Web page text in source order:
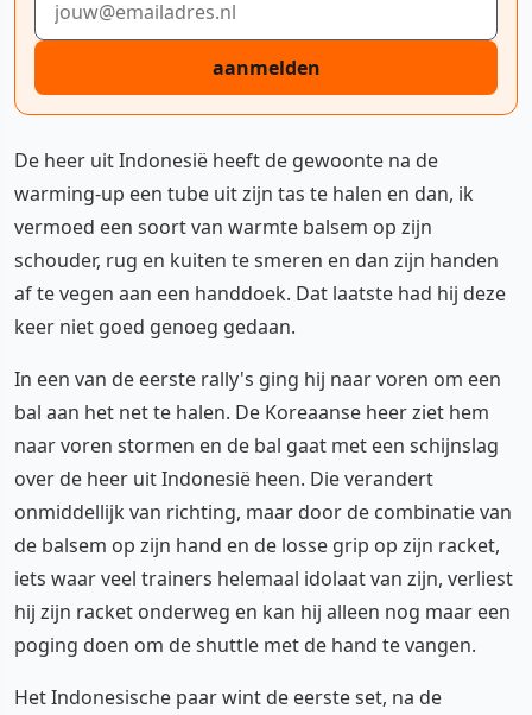
aanmelden
De heer uit Indonesië heeft de gewoonte na de
warming-up een tube uit zijn tas te halen en dan, ik
vermoed een soort van warmte balsem op zijn
schouder, rug en kuiten te smeren en dan zijn handen
af te vegen aan een handdoek. Dat laatste had hij deze
keer niet goed genoeg gedaan.
In een van de eerste rally's ging hij naar voren om een
bal aan het net te halen. De Koreaanse heer ziet hem
naar voren stormen en de bal gaat met een schijnslag
over de heer uit Indonesië heen. Die verandert
onmiddellijk van richting, maar door de combinatie van
de balsem op zijn hand en de losse grip op zijn racket,
iets waar veel trainers helemaal idolaat van zijn, verliest
hij zijn racket onderweg en kan hij alleen nog maar een
poging doen om de shuttle met de hand te vangen.
Het Indonesische paar wint de eerste set, na de